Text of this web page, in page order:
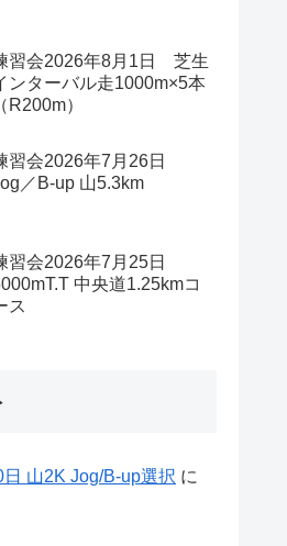
習会2026年8月1日 芝生
ンターバル走1000m×5本
（R200m）
習会2026年7月26日
／B-up 山5.3km
習会2026年7月25日
中央道1.25kmコ
ス
山2K Jog/B-up選択 に